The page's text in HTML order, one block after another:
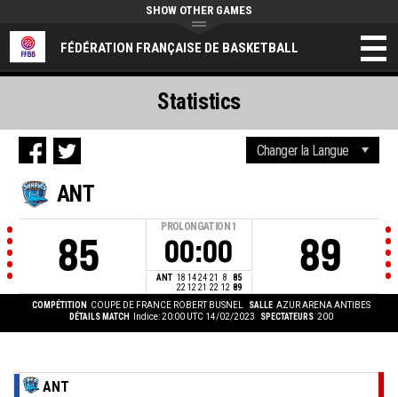
FÉDÉRATION FRANÇAISE DE BASKETBALL
SHOW OTHER GAMES
ANT
85
PROLONGATION 1
00:00
ANT 18 14 24 21 8
85
22 12 21 22 12 89
89
COMPÉTITION COUPE DE FRANCE ROBERT BUSNEL SALLE AZUR ARENA ANTIBES
DÉTAILS MATCH
Indice: 20:00 UTC 14/02/2023 SPECTATEURS 200
Statistics
ANT